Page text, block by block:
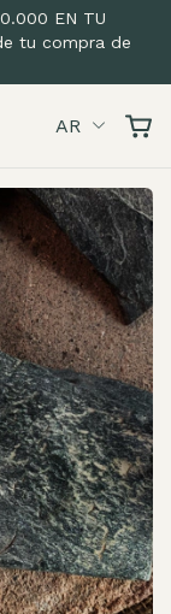
EN TU
tu compra de
AR